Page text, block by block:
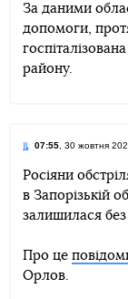
За даними
допомоги,
району.
07:55 , 30 жовтня
Росіяни
в Запорізькій
залишилася без
Про це
Орлов.